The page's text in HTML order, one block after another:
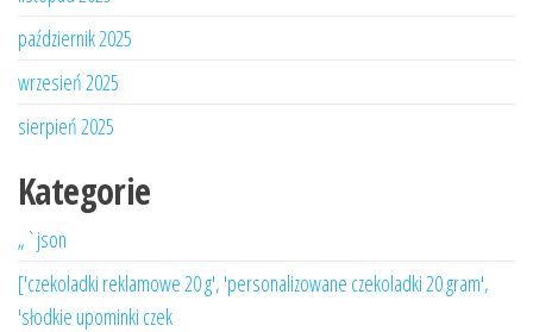
październik 2025
wrzesień 2025
sierpień 2025
Kategorie
„`json
['czekoladki reklamowe 20 g', 'personalizowane czekoladki 20 gram',
'słodkie upominki czek